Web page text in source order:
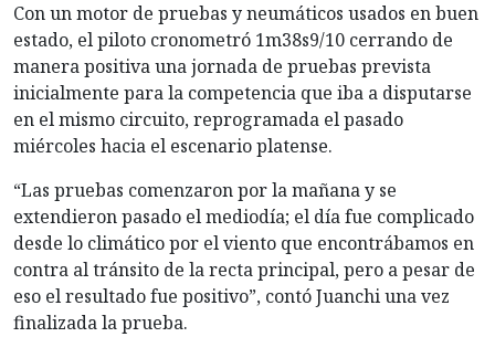
Con un motor de pruebas y neumáticos usados en buen
estado, el piloto cronometró 1m38s9/10 cerrando de
manera positiva una jornada de pruebas prevista
inicialmente para la competencia que iba a disputarse
en el mismo circuito, reprogramada el pasado
miércoles hacia el escenario platense.
“Las pruebas comenzaron por la mañana y se
extendieron pasado el mediodía; el día fue complicado
desde lo climático por el viento que encontrábamos en
contra al tránsito de la recta principal, pero a pesar de
eso el resultado fue positivo”, contó Juanchi una vez
finalizada la prueba.